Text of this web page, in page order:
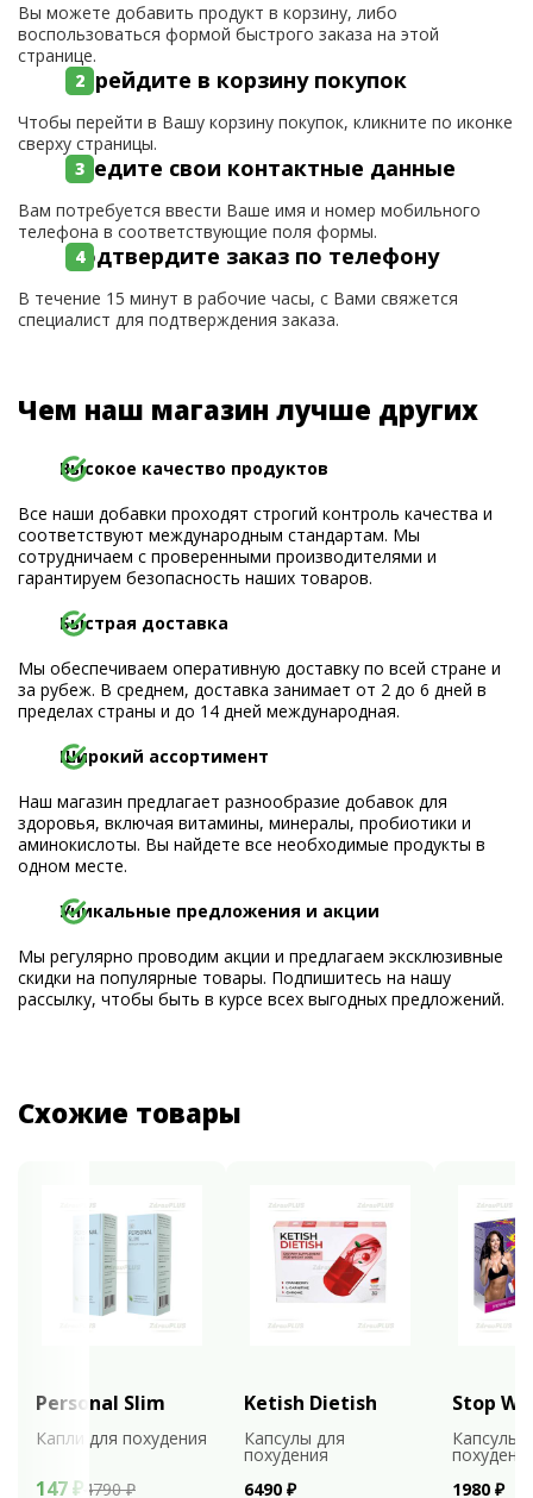
Вы можете добавить продукт в корзину, либо
воспользоваться формой быстрого заказа на этой
странице.
Перейдите в корзину покупок
Чтобы перейти в Вашу корзину покупок, кликните по иконке
сверху страницы.
Введите свои контактные данные
Вам потребуется ввести Ваше имя и номер мобильного
телефона в соответствующие поля формы.
Подтвердите заказ по телефону
В течение 15 минут в рабочие часы, с Вами свяжется
специалист для подтверждения заказа.
Чем наш магазин лучше других
Высокое качество продуктов
Все наши добавки проходят строгий контроль качества и
соответствуют международным стандартам. Мы
сотрудничаем с проверенными производителями и
гарантируем безопасность наших товаров.
Быстрая доставка
Мы обеспечиваем оперативную доставку по всей стране и
за рубеж. В среднем, доставка занимает от 2 до 6 дней в
пределах страны и до 14 дней международная.
Широкий ассортимент
Наш магазин предлагает разнообразие добавок для
здоровья, включая витамины, минералы, пробиотики и
аминокислоты. Вы найдете все необходимые продукты в
одном месте.
Уникальные предложения и акции
Мы регулярно проводим акции и предлагаем эксклюзивные
скидки на популярные товары. Подпишитесь на нашу
рассылку, чтобы быть в курсе всех выгодных предложений.
Схожие товары
Personal Slim
Капли для похудения
147 ₽ 4790 ₽
Ketish Dietish
Капсулы для
похудения
6490 ₽
Stop
Капсулы
1980 ₽